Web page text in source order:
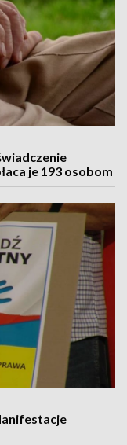
je 193 osobom